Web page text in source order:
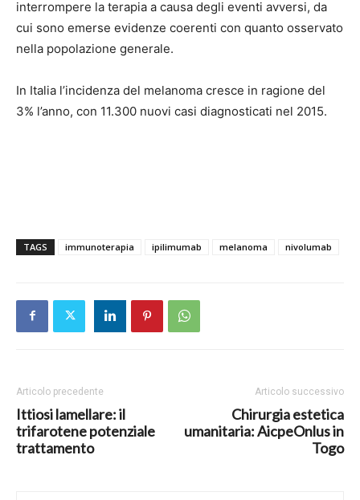
interrompere la terapia a causa degli eventi avversi, da
cui sono emerse evidenze coerenti con quanto osservato
nella popolazione generale.
In Italia l’incidenza del melanoma cresce in ragione del
3% l’anno, con 11.300 nuovi casi diagnosticati nel 2015.
TAGS immunoterapia ipilimumab melanoma nivolumab
Articolo precedente
Ittiosi lamellare: il
trifarotene potenziale
trattamento
Articolo successivo
Chirurgia estetica
umanitaria: AicpeOnlus in
Togo